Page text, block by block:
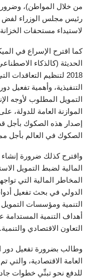
من خلال المواطن)،
رئيس مجلس الوزراء لفض
لاستيداء مستحقات الخزانة
كما اقترح الإسراع في
2018 لتنظيم
التنفيذية، وأهمية تفعيل
التمويل المطلوب لأوجه
الموازنة العامة للدولة،
إصدار هذه الصكوك بأجل
الصكوك في العالم بأجل ممتدة
واقترح كذلك ضرورة إنشاء
المالية لضبط التمويل
المخاطر المالية التي
الدولي في بحث تفعيل
التنمية ومؤسسات
التعاون الاقتصادي والتنمية.
وطالب بضرورة تفعيل دور
العامة الاقتصادية،
للدفع نحو تبنِّي خطوات